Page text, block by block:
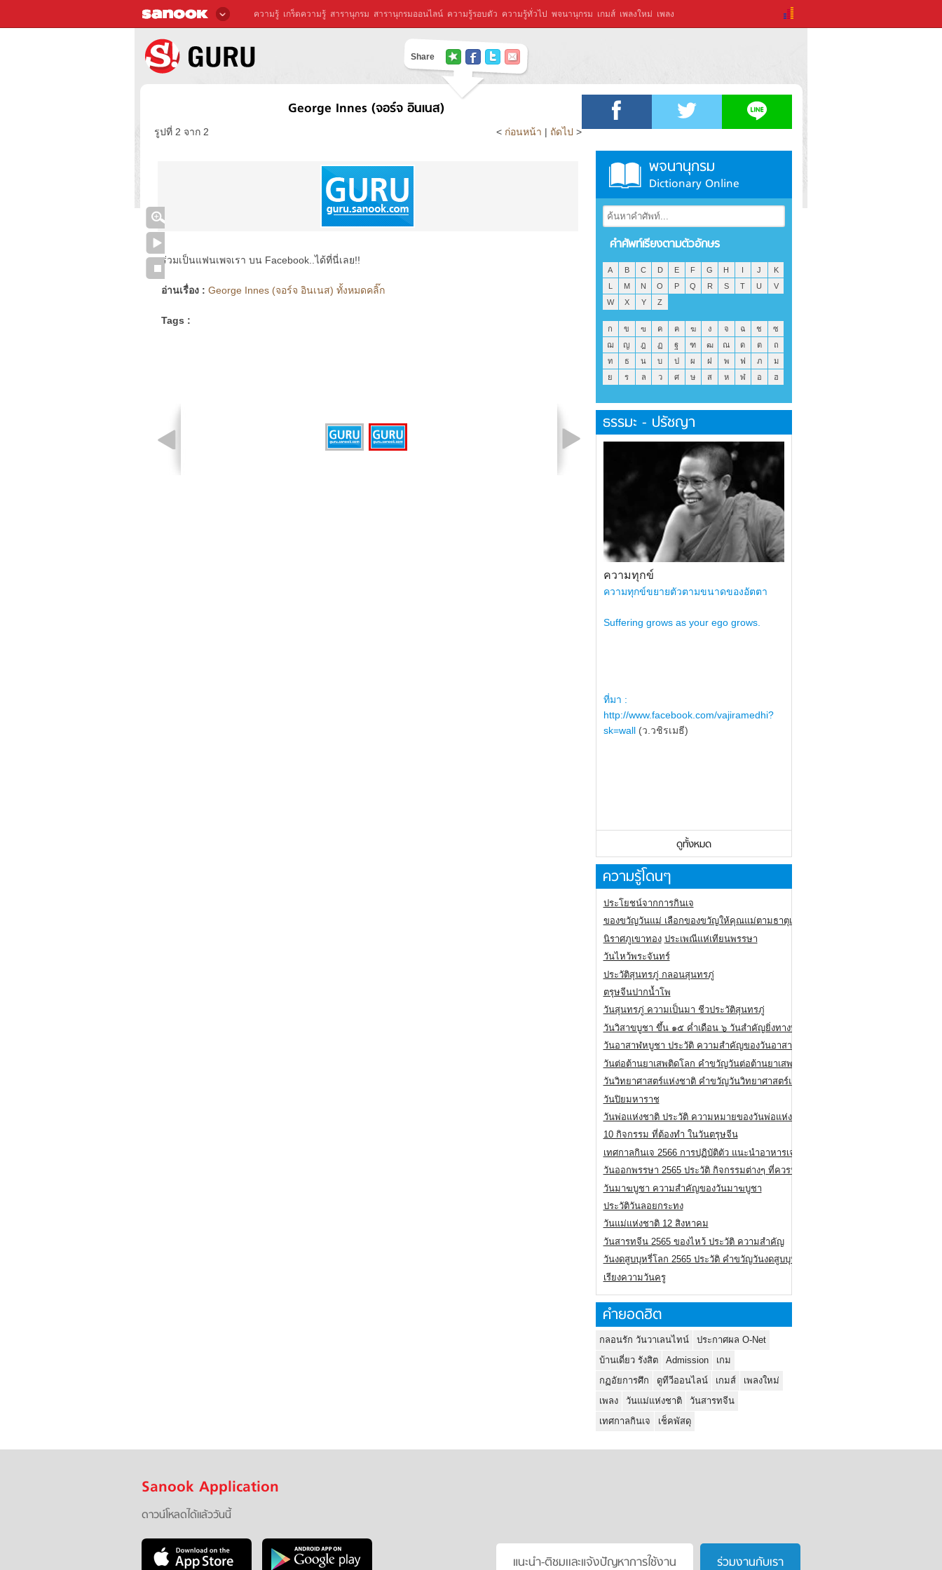
ความรู้ เกร็ดความรู้ สารานุกรม สารานุกรมออนไลน์ ความรู้รอบตัว ความรู้ทั่วไป พจนานุกรม เกมส์ เพลงใหม่ เพลง
Share
George Innes (จอร์จ อินเนส)
รูปที่ 2 จาก 2 < ก่อนหน้า | ถัดไป >
ร่วมเป็นแฟนเพจเรา บน Facebook..ได้ที่นี่เลย!!
อ่านเรื่อง : George Innes (จอร์จ อินเนส) ทั้งหมดคลิ๊ก
Tags :
พจนานุกรม
Dictionary Online
คำศัพท์เรียงตามตัวอักษร
A B C D E F G H I J
K
L
M N O P Q R S T U
V
W
X Y Z
ก ข ฃ ค ฅ ฆ ง จ ฉ ช
ซ
ฌ
ญ ฎ ฏ ฐ ฑ ฒ ณ ด ต
ถ
ท
ธ น บ ป ผ ฝ พ ฟ ภ
ม
ย
ร ล ว ศ ษ ส ห ฬ อ ฮ
ธรรมะ - ปรัชญา
ความทุกข์
ความทุกข์ขยายตัวตามขนาดของอัตตา
Suffering grows as your ego grows.
ที่มา :
http://www.facebook.com/vajiramedhi?
sk=wall (ว.วชิรเมธี)
ดูทั้งหมด
ความรู้โดนๆ
ประโยชน์จากการกินเจ
ของขวัญวันแม่ เลือกของขวัญให้คุณแม่ตามธาตุเกิด
นิราศภูเขาทอง ประเพณีแห่เทียนพรรษา
วันไหว้พระจันทร์
ประวัติสุนทรภู่ กลอนสุนทรภู่
ตรุษจีนปากน้ำโพ
วันสุนทรภู่ ความเป็นมา ชีวประวัติสุนทรภู่
วันวิสาขบูชา ขึ้น ๑๕ ค่ำเดือน ๖ วันสำคัญยิ่งทางพระพุทธศาสนา
วันอาสาฬหบูชา ประวัติ ความสําคัญของวันอาสาฬหบูชา
วันต่อต้านยาเสพติดโลก คำขวัญวันต่อต้านยาเสพติดสากล
วันวิทยาศาสตร์แห่งชาติ คำขวัญวันวิทยาศาสตร์แห่งชาติ
วันปิยมหาราช
วันพ่อแห่งชาติ ประวัติ ความหมายของวันพ่อแห่งชาติ
10 กิจกรรม ที่ต้องทำ ในวันตรุษจีน
เทศกาลกินเจ 2566 การปฏิบัติตัว แนะนำอาหารเจ
วันออกพรรษา 2565 ประวัติ กิจกรรมต่างๆ ที่ควรปฏิบัติ
วันมาฆบูชา ความสำคัญของวันมาฆบูชา
ประวัติวันลอยกระทง
วันแม่แห่งชาติ 12 สิงหาคม
วันสารทจีน 2565 ของไหว้ ประวัติ ความสำคัญ
วันงดสูบบุหรี่โลก 2565 ประวัติ คำขวัญวันงดสูบบุหรี่โลก
เรียงความวันครู
คำยอดฮิต
กลอนรัก วันวาเลนไทน์
ประกาศผล O-Net
บ้านเดี่ยว รังสิต
Admission
เกม
กฏอัยการศึก
ดูทีวีออนไลน์ เกมส์
เพลงใหม่
เพลง
วันแม่แห่งชาติ
วันสารทจีน
เทศกาลกินเจ
เช็คพัสดุ
Sanook Application
ดาวน์โหลดได้แล้ววันนี้
แนะนำ-ติชมเเละแจ้งปัญหาการใช้งาน ร่วมงานกับเรา